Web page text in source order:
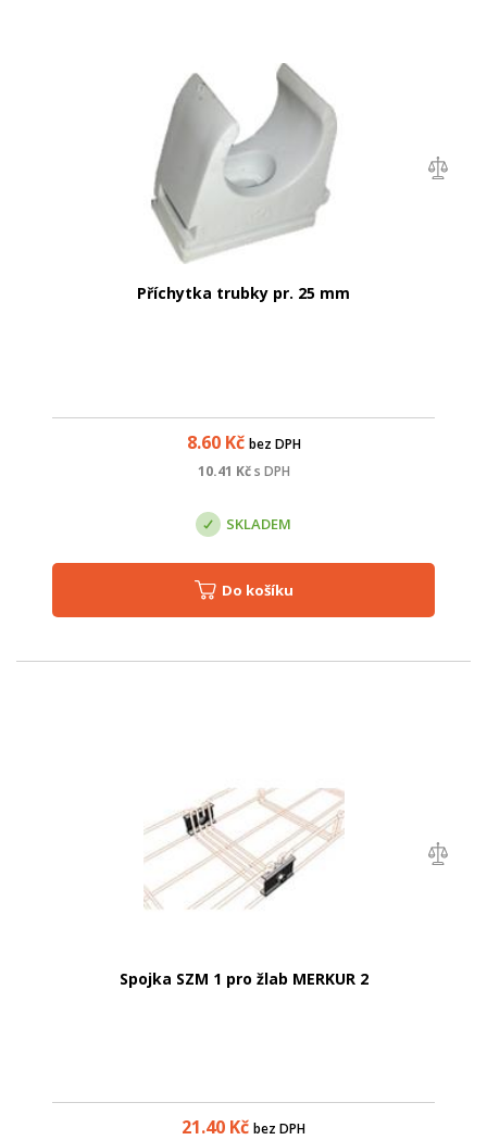
Příchytka trubky pr. 25 mm
8.60Kč bez DPH
10.41 Kč s DPH
SKLADEM
Do košíku
Spojka SZM 1 pro žlab MERKUR 2
21.40 Kč bez DPH